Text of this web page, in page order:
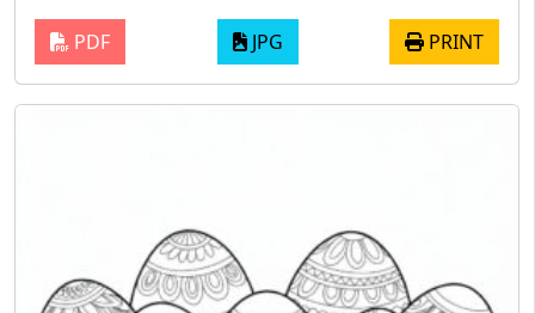
PDF JPG PRINT